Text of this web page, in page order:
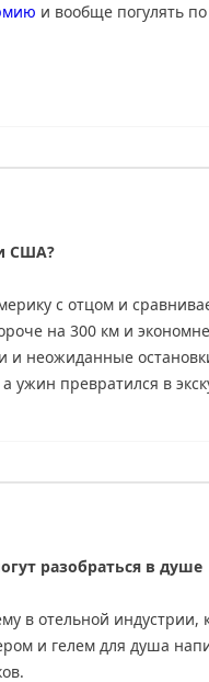
и вообще погулять по
США?
с отцом и
на 300 км и
неожиданные
превратился в
— США справедливо
разобраться в душе
в отельной индустрии,
и гелем для душа